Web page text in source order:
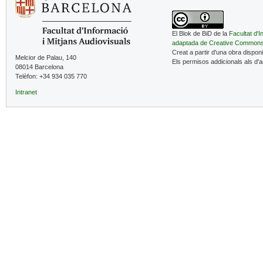
Melcior de Palau, 140
08014 Barcelona
Telèfon: +34 934 035 770
Intranet
El Blok de BiD de la Facultat
adaptada de Creative
Creat a partir d'una obra
Els permisos addicionals als